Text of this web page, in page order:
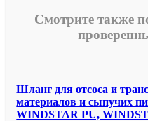
Смотрите также
Шланг для отсоса и
материалов и сыпучих
WINDSTAR PU,